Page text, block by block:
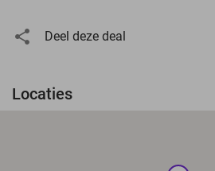
Deel deze deal
Locaties